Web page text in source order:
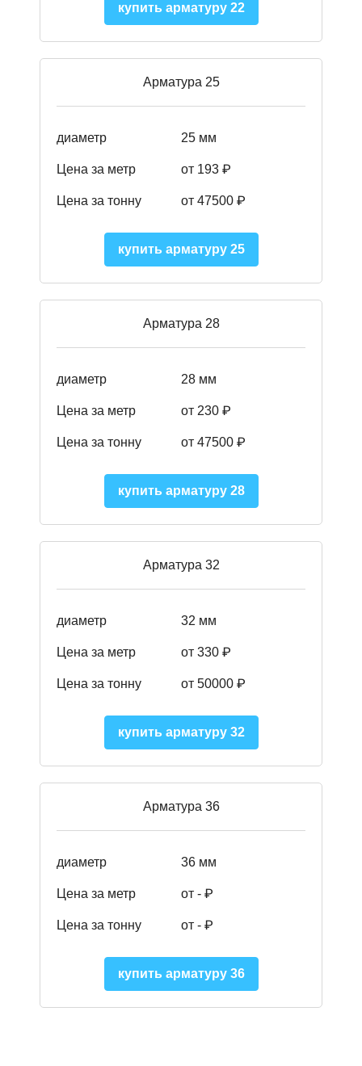
купить арматуру 22
Арматура 25
диаметр 25 мм
Цена за метр от 193 ₽
Цена за тонну от 47500 ₽
купить арматуру 25
Арматура 28
диаметр 28 мм
Цена за метр от 230 ₽
Цена за тонну от 47500 ₽
купить арматуру 28
Арматура 32
диаметр 32 мм
Цена за метр от 330 ₽
Цена за тонну от 50000 ₽
купить арматуру 32
Арматура 36
диаметр 36 мм
Цена за метр от - ₽
Цена за тонну от - ₽
купить арматуру 36